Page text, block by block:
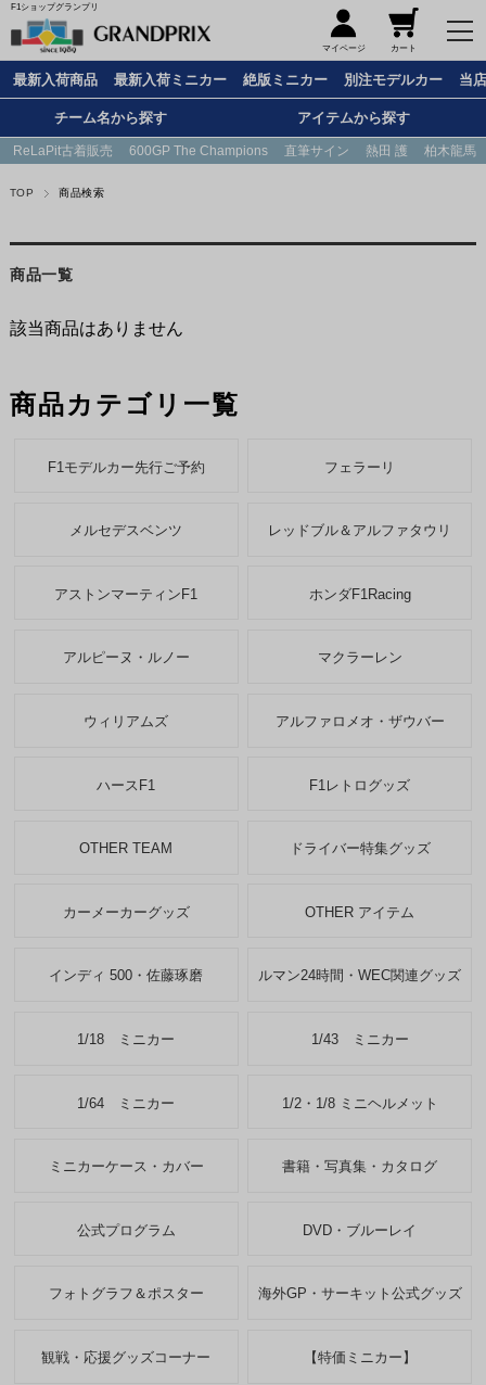
F1ショップグランプリ
マイページ カート
最新入荷商品 最新入荷ミニカー 絶版ミニカー 別注モデルカー 当
チーム名から探す アイテムから探す
ReLaPit古着販売 600GP The Champions 直筆サイン 熱田 護 柏木龍馬
TOP 商品検索
商品一覧
該当商品はありません
商品カテゴリ一覧
F1モデルカー先行ご予約 フェラーリ
メルセデスベンツ レッドブル＆アルファタウリ
アストンマーティンF1 ホンダF1Racing
アルピーヌ・ルノー マクラーレン
ウィリアムズ アルファロメオ・ザウバー
ハースF1 F1レトログッズ
OTHER TEAM ドライバー特集グッズ
カーメーカーグッズ OTHER アイテム
インディ 500・佐藤琢磨 ルマン24時間・WEC関連グッズ
1/18 ミニカー 1/43 ミニカー
1/64 ミニカー 1/2・1/8 ミニヘルメット
ミニカーケース・カバー 書籍・写真集・カタログ
公式プログラム DVD・ブルーレイ
フォトグラフ＆ポスター 海外GP・サーキット公式グッズ
観戦・応援グッズコーナー 【特価ミニカー】